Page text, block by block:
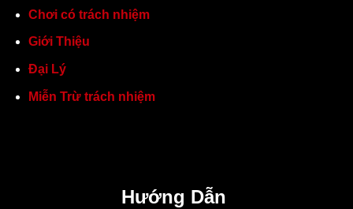
Chơi có trách nhiệm
Giới Thiệu
Đại Lý
Miễn Trừ trách nhiệm
Hướng Dẫn